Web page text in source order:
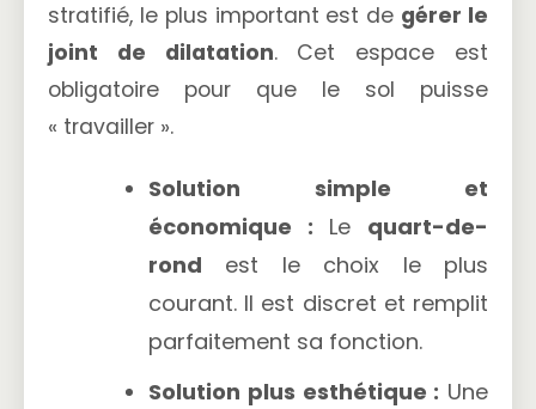
stratifié, le plus important est de gérer le
joint de dilatation. Cet espace est
obligatoire pour que le sol puisse
« travailler ».
Solution simple et
économique : Le quart-de-
rond est le choix le plus
courant. Il est discret et remplit
parfaitement sa fonction.
Solution plus esthétique : Une